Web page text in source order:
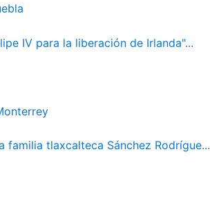
IV para la liberación de Irlanda"...
tlaxcalteca Sánchez Rodrígue...